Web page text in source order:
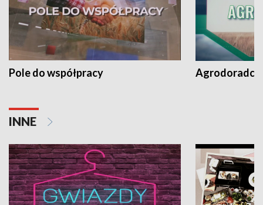
Pole do współpracy Agrodoradcy
INNE